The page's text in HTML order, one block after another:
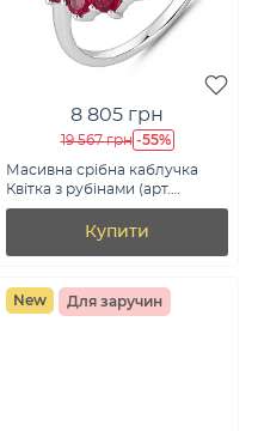
8 805 грн
19 567 грн -55%
Масивна срібна каблучка
Квітка з рубінами (арт.
7501/2068495Р)
Купити
New Для заручин